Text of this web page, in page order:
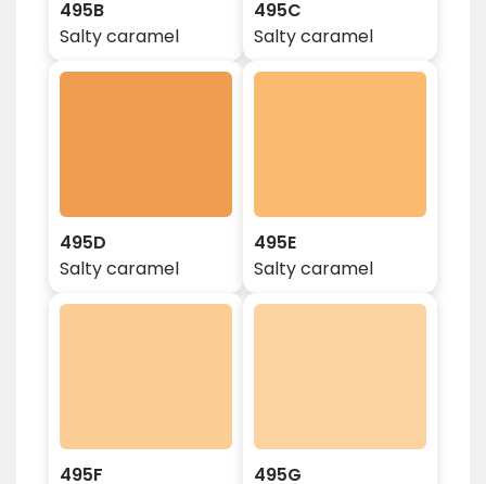
495B
Salty caramel
495C
Salty caramel
495D
Salty caramel
495E
Salty caramel
495F
495G